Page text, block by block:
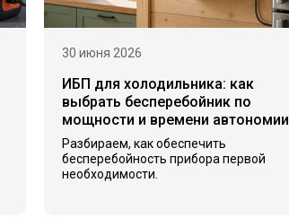
30 июня 2026
ИБП для холодильника: как
выбрать бесперебойник по
мощности и времени автономии
Разбираем, как обеспечить
бесперебойность прибора первой
необходимости.